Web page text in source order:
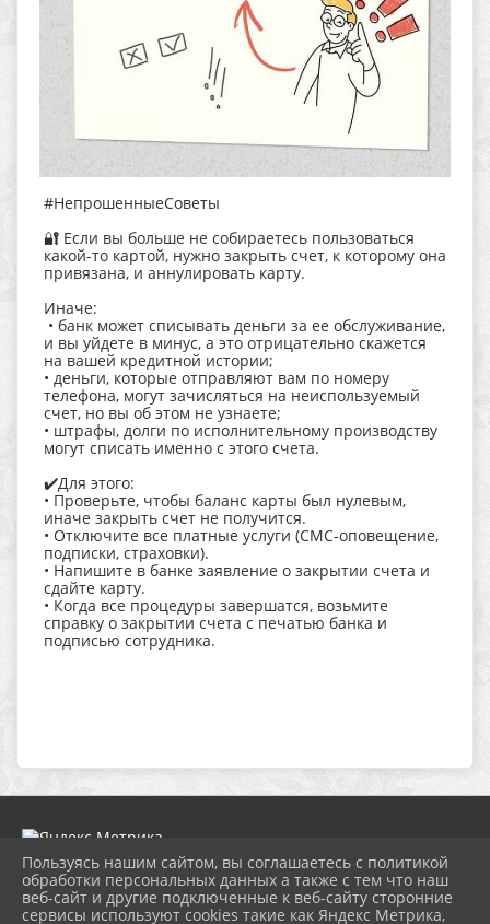
#НепрошенныеСоветы
🔐 Если вы больше не собираетесь пользоваться
какой-то картой, нужно закрыть счет, к которому она
привязана, и аннулировать карту.
Иначе:
• банк может списывать деньги за ее обслуживание,
и вы уйдете в минус, а это отрицательно скажется
на вашей кредитной истории;
• деньги, которые отправляют вам по номеру
телефона, могут зачисляться на неиспользуемый
счет, но вы об этом не узнаете;
• штрафы, долги по исполнительному производству
могут списать именно с этого счета.
✔️Для этого:
• Проверьте, чтобы баланс карты был нулевым,
иначе закрыть счет не получится.
• Отключите все платные услуги (СМС-оповещение,
подписки, страховки).
• Напишите в банке заявление о закрытии счета и
сдайте карту.
• Когда все процедуры завершатся, возьмите
справку о закрытии счета с печатью банка и
подписью сотрудника.
2026 г. ngbs.kulturatuapse.ru
Пользуясь нашим сайтом, вы соглашаетесь с политикой
обработки персональных данных а также с тем что наш
веб-сайт и другие подключенные к веб-сайту сторонние
сервисы используют cookies такие как Яндекс Метрика,